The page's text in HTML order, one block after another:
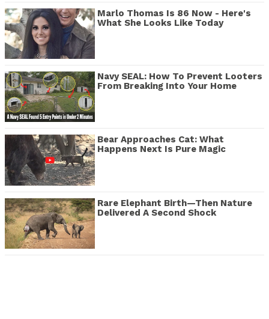
Marlo Thomas Is 86 Now - Here's
What She Looks Like Today
Navy SEAL: How To Prevent Looters
From Breaking Into Your Home
Bear Approaches Cat: What
Happens Next Is Pure Magic
Rare Elephant Birth—Then Nature
Delivered A Second Shock